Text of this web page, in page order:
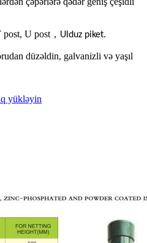
post, U post ， Ulduz piket.
düzəldin, galvanizli və yaşıl
yükləyin